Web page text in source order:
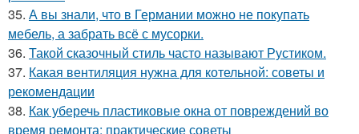
35. А вы знали, что в Германии можно не покупать
мебель, а забрать всё с мусорки.
36. Такой сказочный стиль часто называют Рустиком.
37. Какая вентиляция нужна для котельной: советы и
рекомендации
38. Как уберечь пластиковые окна от повреждений во
время ремонта: практические советы